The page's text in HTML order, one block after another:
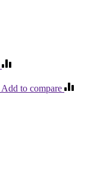
Add to compare